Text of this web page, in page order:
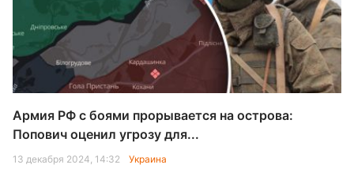
Армия РФ с боями прорывается на острова:
Попович оценил угрозу для...
13 декабря 2024, 14:32 Украина